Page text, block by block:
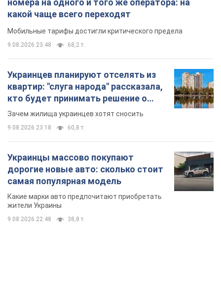
номера на одного и того же оператора: на
какой чаще всего переходят
Мобильные тарифы достигли критического предела
9.08.2026 23:48 68,2 т.
Украинцев планируют отселять из
квартир: "слуга народа" рассказала,
кто будет принимать решение о
сносе домов
Зачем жилища украинцев хотят сносить
9.08.2026 23:18 60,8 т.
Украинцы массово покупают
дорогие новые авто: сколько стоит
самая популярная модель
Какие марки авто предпочитают приобретать
жители Украины
9.08.2026 22:48 38,8 т.